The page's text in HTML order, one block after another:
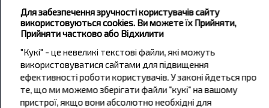
пропозиції, INFOBUS. Підпишись на розсилку та
подорожуй з нами дешевше!
Підписатися
Для забезпечення зручності користувачів сайту
використовуються cookies. Ви можете їх Прийняти,
Прийняти частково або Відхилити
"Кукі" - це невеликі текстові файли, які можуть
використовуватися сайтами для підвищення
ефективності роботи користувачів. У законі йдеться про
те, що ми можемо зберігати файли "кукі" на вашому
пристрої, якщо вони абсолютно необхідні для